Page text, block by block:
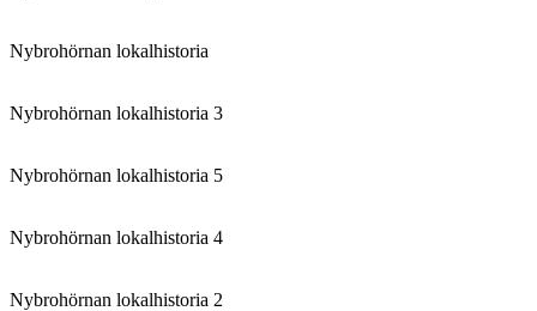
Nybrohörnan lokalhistoria
Nybrohörnan lokalhistoria 3
Nybrohörnan lokalhistoria 5
Nybrohörnan lokalhistoria 4
Nybrohörnan lokalhistoria 2